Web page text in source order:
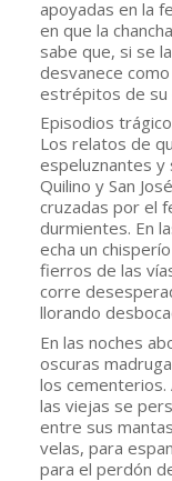
apoyadas en la
en que la
sabe que, si se
desvanece
estrépitos de su
Episodios
Los relatos de
espeluznantes y
Quilino y San
cruzadas por el
durmientes. En
echa un
fierros de las
corre
llorando
En las noches
oscuras
los cementerios.
las viejas se
entre sus
velas, para
para el perdón